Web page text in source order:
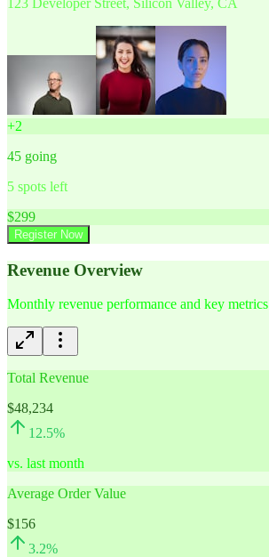
123 Developer Street, Silicon Valley, CA
+2
45 going
5 spots left
$299
Register Now
Revenue Overview
Monthly revenue performance and key metrics
Total Revenue
$48,234
12.5%
vs. last month
Average Order Value
$156
3.2%